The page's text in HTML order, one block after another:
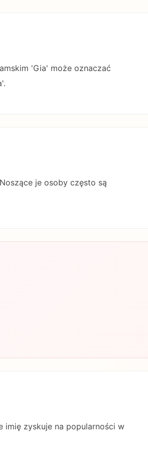
'Gia' może oznaczać
je osoby często są
imię zyskuje na popularności w